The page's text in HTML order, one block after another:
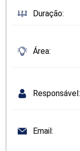
Duração:
Área:
Responsável:
Email: